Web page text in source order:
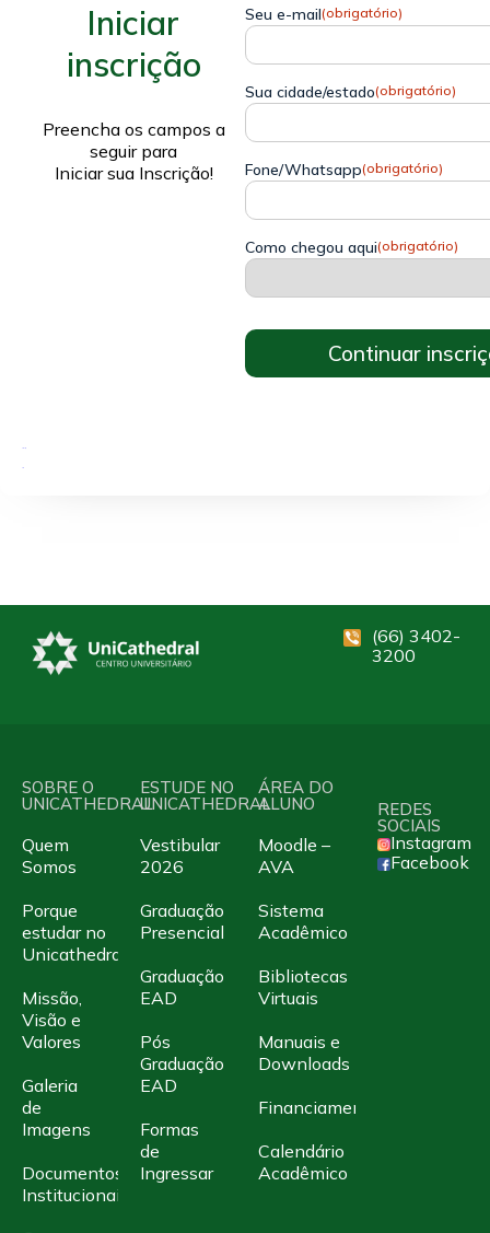
Iniciar
inscrição
Preencha os campos a
seguir para
Iniciar sua Inscrição!
Seu e-mail(obrigatório)
Sua cidade/estado(obrigatório)
Fone/Whatsapp(obrigatório)
Como chegou aqui(obrigatório)
(66) 3402-
3200
SOBRE O
UNICATHEDRAL
Quem
Somos
Porque
estudar no
Unicathedral
Missão,
Visão e
Valores
Galeria
de
Imagens
Documentos
Institucionais
ESTUDE NO
UNICATHEDRAL
Vestibular
2026
Graduação
Presencial
Graduação
EAD
Pós
Graduação
EAD
Formas
de
Ingressar
ÁREA DO
ALUNO
Moodle –
AVA
Sistema
Acadêmico
Bibliotecas
Virtuais
Manuais e
Downloads
Financiamento
Calendário
Acadêmico
REDES
SOCIAIS
Instagram
Facebook